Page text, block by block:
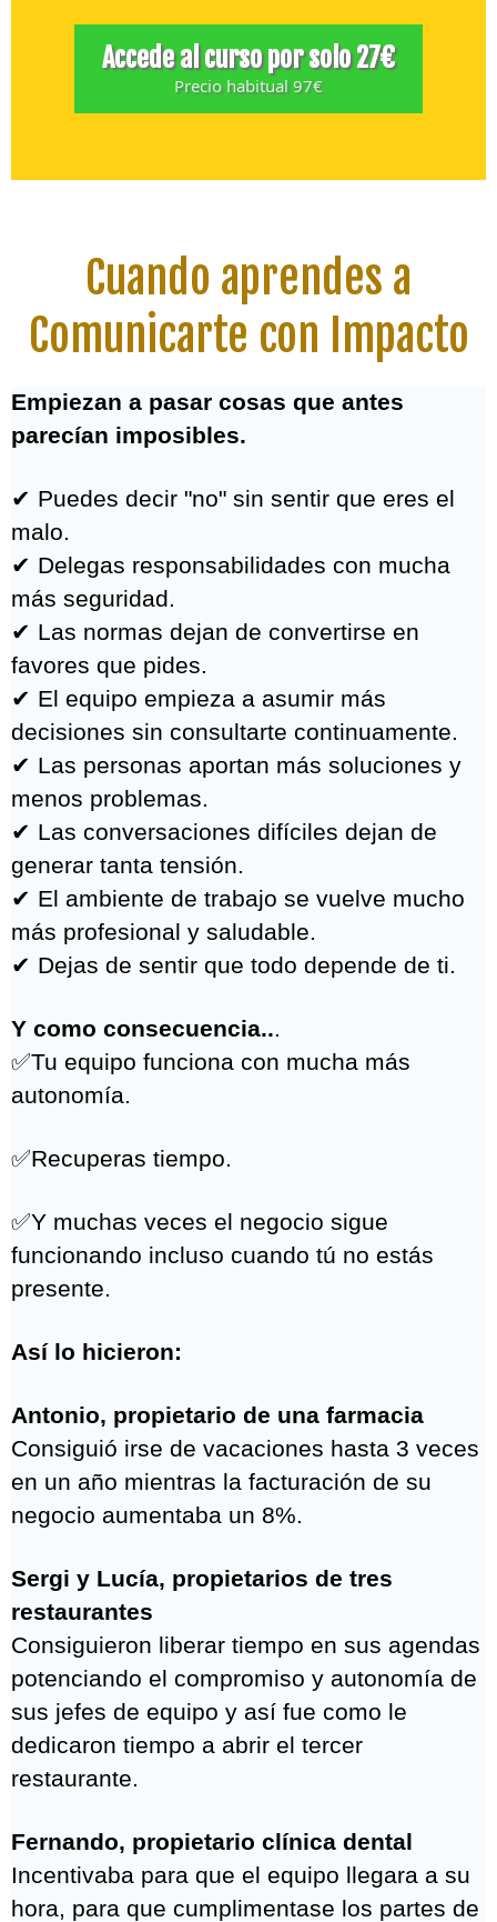
Sin repetir continuamente las mismas
indicaciones.
Precio habitual 97€
Cuando aprendes a
Comunicarte con Impacto
Empiezan a pasar cosas que antes
parecían imposibles.
✔ Puedes decir "no" sin sentir que eres el
malo.
✔ Delegas responsabilidades con mucha
más seguridad.
✔ Las normas dejan de convertirse en
✔ El equipo empieza a asumir más
decisiones sin consultarte continuamente.
✔ Las personas aportan más soluciones y
✔ Las conversaciones difíciles dejan de
✔ El ambiente de trabajo se vuelve mucho
más profesional y saludable.
✔ Dejas de sentir que todo depende de ti.
Y como consecuencia..
autonomía.
✅Recuperas tiempo.
funcionando incluso cuando tú no estás
presente.
Así lo hicieron:
Antonio, propietario de una farmacia
Consiguió irse de vacaciones hasta 3 veces
negocio aumentaba un 8%.
Sergi y Lucía, propietarios de tres